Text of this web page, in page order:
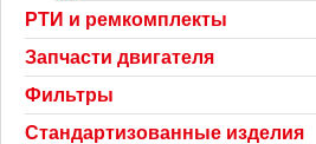
РТИ и ремкомплекты
Запчасти двигателя
Фильтры
Стандартизованные изделия